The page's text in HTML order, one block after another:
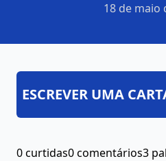
18 de maio
0 curtidas0 comentários3
ESCREVER UMA